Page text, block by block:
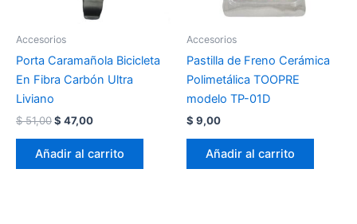
Accesorios
Porta Caramañola Bicicleta
En Fibra Carbón Ultra
Liviano
$51,00$ 47,00
Añadir al carrito
Accesorios
Pastilla de Freno Cerámica
Polimetálica TOOPRE
modelo TP-01D
$ 9,00
Añadir al carrito